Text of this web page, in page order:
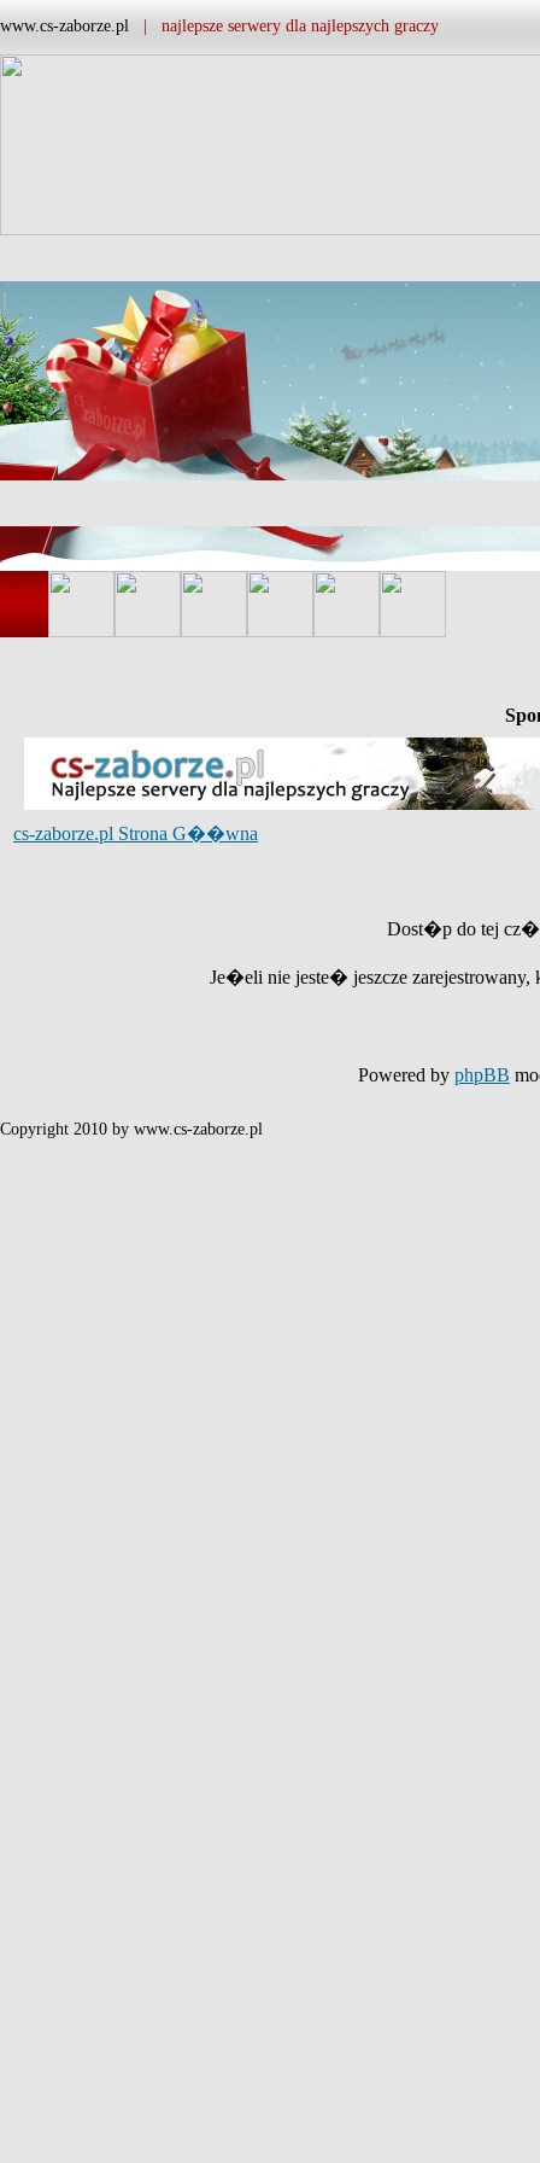
www.cs-zaborze.pl | najlepsze serwery dla najlepszych graczy
cs-zaborze.pl Strona G��wna
Dost�p do tej
Je�eli nie jeste� jeszcze
Powered by phpBB
Copyright 2010 by www.cs-zaborze.pl